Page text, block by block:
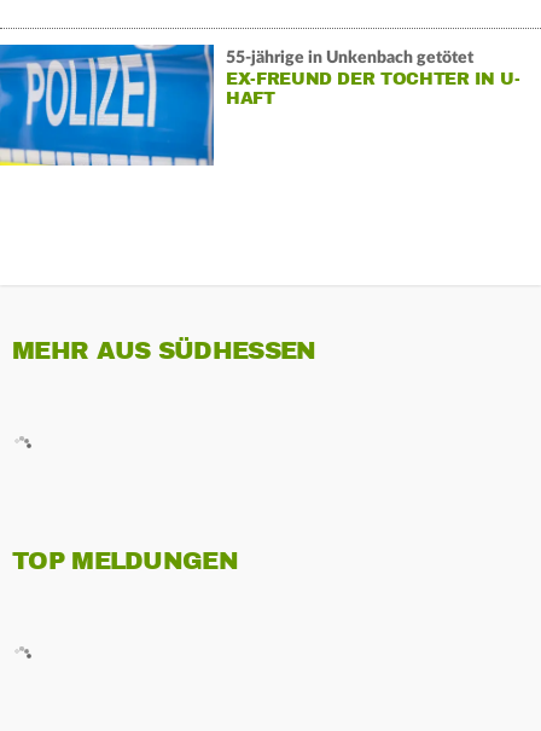
55-jährige in Unkenbach getötet
EX-FREUND DER TOCHTER IN U-
HAFT
MEHR AUS SÜDHESSEN
TOP MELDUNGEN